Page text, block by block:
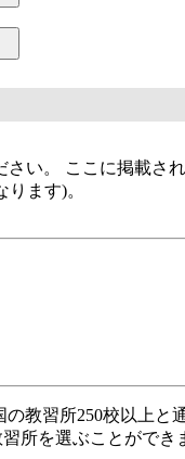
い。 ここに掲載さ
ます)。
教習所250校以上
所を選ぶことができ